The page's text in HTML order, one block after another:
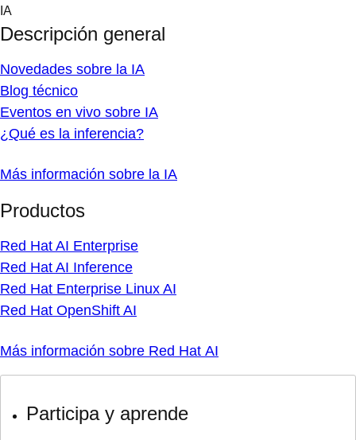
Skip
content
IA
Descripción general
Novedades sobre la IA
Blog técnico
Eventos en vivo sobre IA
¿Qué es la inferencia?
Más información sobre la IA
Productos
Red Hat AI Enterprise
Red Hat AI Inference
Red Hat Enterprise Linux AI
Red Hat OpenShift AI
Más información sobre Red Hat AI
Participa y aprende